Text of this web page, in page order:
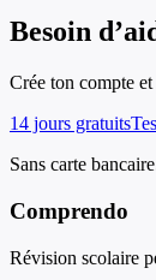
Besoin
Crée ton compte
14 jours gratuits
Sans carte
Comprendo
Révision scolaire